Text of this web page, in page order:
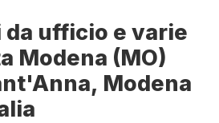
ufficio e varie
Modena (MO)
Modena